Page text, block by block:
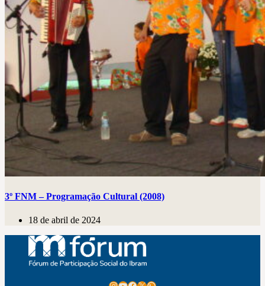
3º FNM – Programação Cultural (2008)
18 de abril de 2024